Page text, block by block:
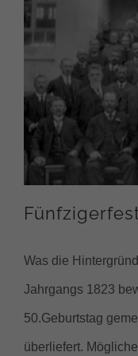
Was die
Jahrgangs 1823
50.Geburtstag
überliefert.